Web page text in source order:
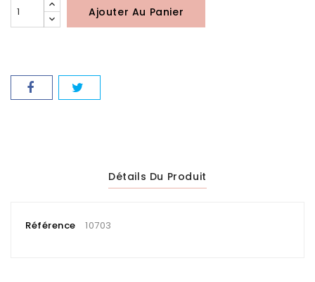
Ajouter Au Panier
Détails Du Produit
Référence 10703